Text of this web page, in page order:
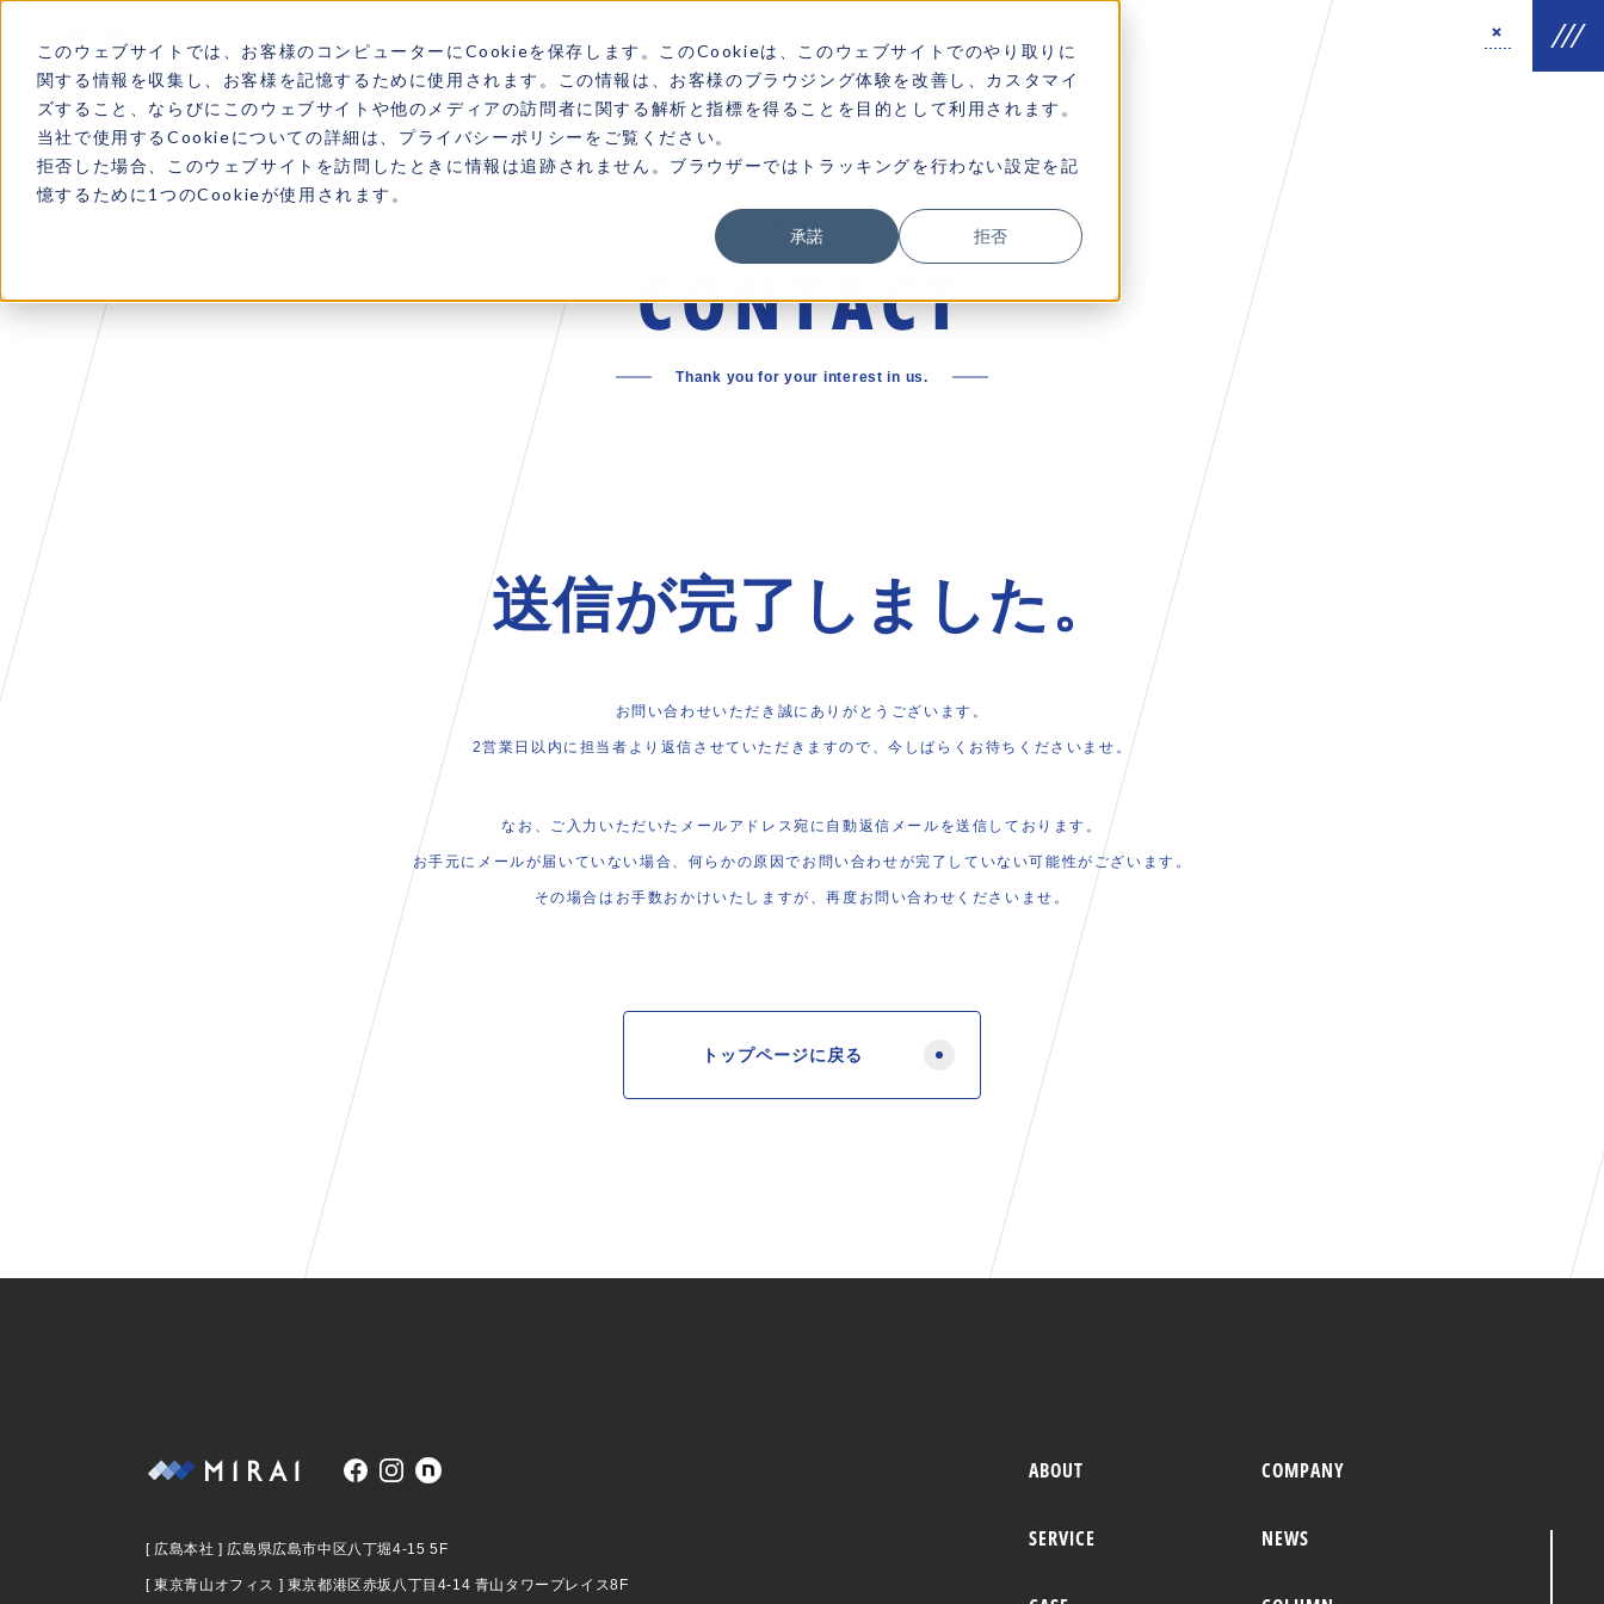
このウェブサイトでは、お客様のコンピューターにCookieを保存します。このCookieは、このウェブサイトでのやり取りに
関する情報を収集し、お客様を記憶するために使用されます。この情報は、お客様のブラウジング体験を改善し、カスタマイ
ズすること、ならびにこのウェブサイトや他のメディアの訪問者に関する解析と指標を得ることを目的として利用されます。
当社で使用するCookieについての詳細は、プライバシーポリシーをご覧ください。
拒否した場合、このウェブサイトを訪問したときに情報は追跡されません。ブラウザーではトラッキングを行わない設定を記
憶するために1つのCookieが使用されます。
承諾 拒否
touch with us
CONTACT
Thank you for your interest in us.
送信が完了しました。
お問い合わせいただき誠にありがとうございます。
2営業日以内に担当者より返信させていただきますので、今しばらくお待ちくださいませ。
なお、ご入力いただいたメールアドレス宛に自動返信メールを送信しております。
お手元にメールが届いていない場合、何らかの原因でお問い合わせが完了していない可能性がございます。
その場合はお手数おかけいたしますが、再度お問い合わせくださいませ。
トップページに戻る
[ 広島本社 ] 広島県広島市中区八丁堀4-15 5F
[ 東京青山オフィス ] 東京都港区赤坂八丁目4-14 青山タワープレイス8F
ABOUT
SERVICE
COMPANY
NEWS